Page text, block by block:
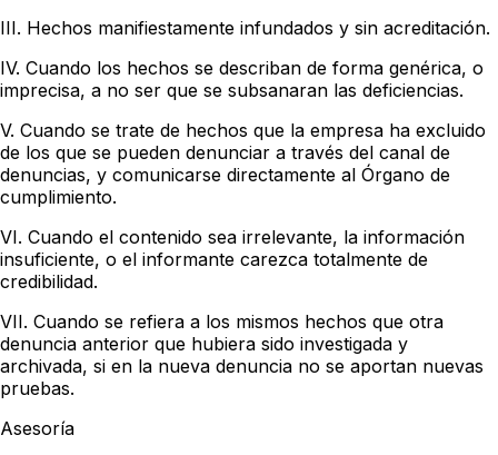
III. Hechos manifiestamente infundados y sin acreditación.
IV. Cuando los hechos se describan de forma genérica, o
imprecisa, a no ser que se subsanaran las deficiencias.
V. Cuando se trate de hechos que la empresa ha excluido
de los que se pueden denunciar a través del canal de
denuncias, y comunicarse directamente al Órgano de
cumplimiento.
VI. Cuando el contenido sea irrelevante, la información
insuficiente, o el informante carezca totalmente de
credibilidad.
VII. Cuando se refiera a los mismos hechos que otra
denuncia anterior que hubiera sido investigada y
archivada, si en la nueva denuncia no se aportan nuevas
pruebas.
Asesoría